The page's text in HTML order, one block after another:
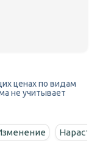
ценах по видам
не учитывает